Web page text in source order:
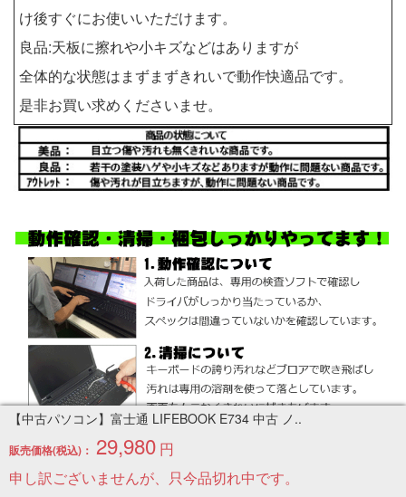
け後すぐにお使いいただけます。
良品:天板に擦れや小キズなどはありますが
全体的な状態はまずまずきれいで動作快適品です。
是非お買い求めくださいませ。
【中古パソコン】富士通 LIFEBOOK E734 中古 ノ..
販売価格(税込)： 29,980 円
申し訳ございませんが、只今品切れ中です。